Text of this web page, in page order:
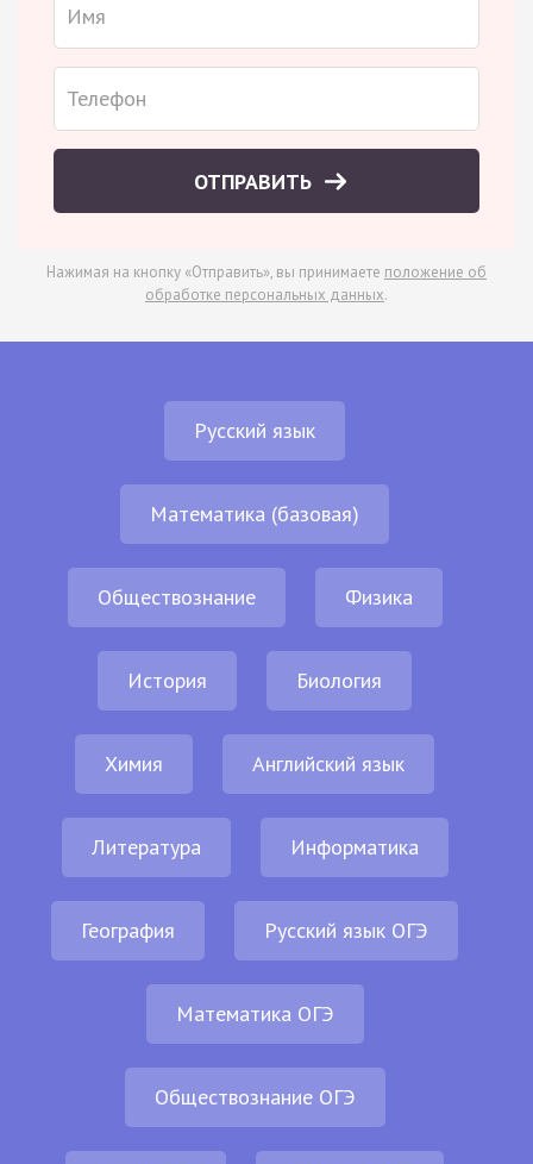
ОТПРАВИТЬ
Нажимая на кнопку «Отправить», вы принимаете положение об
обработке персональных данных.
Русский язык
Математика (базовая)
Обществознание Физика
История Биология
Химия Английский язык
Литература Информатика
География Русский язык ОГЭ
Математика ОГЭ
Обществознание ОГЭ